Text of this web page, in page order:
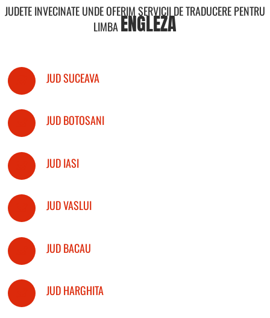
JUDETE INVECINATE UNDE OFERIM SERVICII DE TRADUCERE PENTRU
LIMBA ENGLEZA
JUD SUCEAVA
JUD BOTOSANI
JUD IASI
JUD VASLUI
JUD BACAU
JUD HARGHITA